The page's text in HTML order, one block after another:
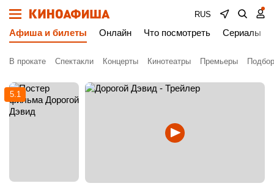
RUS
Афиша и билеты Онлайн Что посмотреть Сериалы
В прокате Спектакли Концерты Кинотеатры Премьеры
5.1